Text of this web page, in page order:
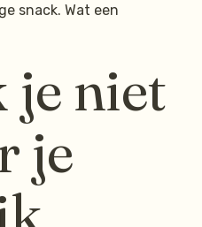
snack. Wat een
je niet
je